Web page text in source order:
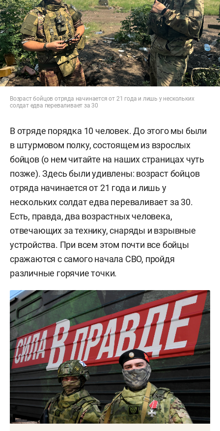
Возраст бойцов отряда начинается от 21 года и лишь у нескольких
солдат едва переваливает за 30
В отряде порядка 10 человек. До этого мы были
в штурмовом полку, состоящем из взрослых
бойцов (о нем читайте на наших страницах чуть
позже). Здесь были удивлены: возраст бойцов
отряда начинается от 21 года и лишь у
нескольких солдат едва переваливает за 30.
Есть, правда, два возрастных человека,
отвечающих за технику, снаряды и взрывные
устройства. При всем этом почти все бойцы
сражаются с самого начала СВО, пройдя
различные горячие точки.